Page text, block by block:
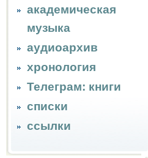
академическая
музыка
аудиоархив
хронология
Телеграм: книги
списки
ссылки